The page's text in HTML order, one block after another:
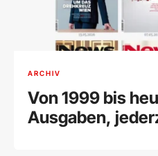
ARCHIV
Von 1999 bis
Ausgaben,